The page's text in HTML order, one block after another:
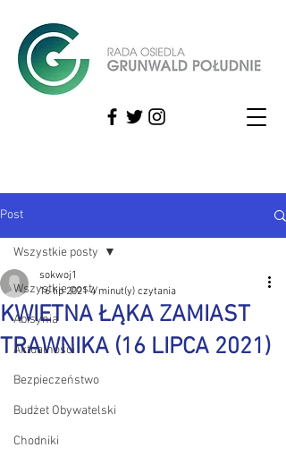
Post
Wszystkie posty
Abisynia
Aktualności
Bezpieczeństwo
Budżet Obywatelski
Chodniki
Wszystkie posty
KWIETNA ŁĄKA ZAMIAST
TRAWNIKA (16 LIPCA 2021)
sokwoj1
16 lip 2021 4 minut(y) czytania